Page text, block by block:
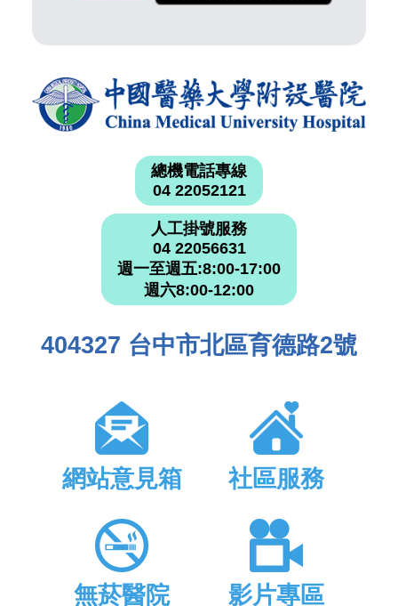
總機電話專線
04 22052121
人工掛號服務
04 22056631
週一至週五:8:00-17:00
週六8:00-12:00
404327 台中市北區育德路2號
網站意見箱 社區服務
無菸醫院 影片專區